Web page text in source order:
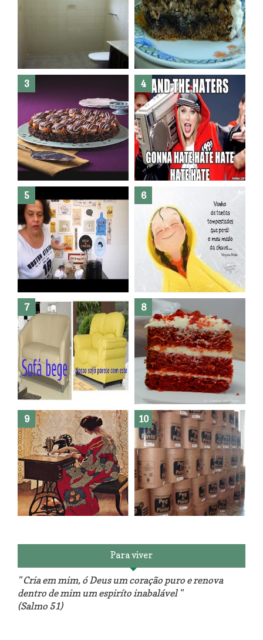
Banheiro novo por menos de
R$300,00 ?? E sem quebra
quebra ??( Editado)
Posso congelar bolo ??
Dez bolos pra fazer antes de
morrer !
Haters, como surgiram?
O medo que habita em nós.
Reforma do sofá, agora é em
patchwork!
The Red Velvet !!! O Perfeito
Para viver
" Cria em mim, ó Deus um coração puro e renova
dentro de mim um espiríto inabalável "
(Salmo 51)